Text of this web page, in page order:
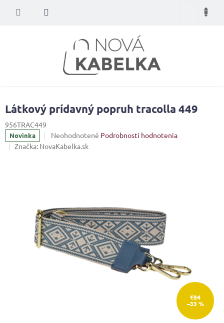
Nákupný
Látkový prídavný popruh tracolla 449
956TRAC449
Novinka
Priemerné
hodnotenie
Neohodnotené Podrobnosti hodnotenia
Značka: NovaKabelka.sk
€24
–33 %